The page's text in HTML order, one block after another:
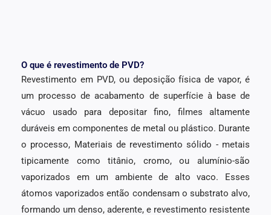
O que é revestimento de PVD?
Revestimento em PVD, ou deposição física de vapor, é
um processo de acabamento de superfície à base de
vácuo usado para depositar fino, filmes altamente
duráveis ​​em componentes de metal ou plástico. Durante
o processo, Materiais de revestimento sólido - metais
tipicamente como titânio, cromo, ou alumínio-são
vaporizados em um ambiente de alto vaco. Esses
átomos vaporizados então condensam o substrato alvo,
formando um denso, aderente, e revestimento resistente